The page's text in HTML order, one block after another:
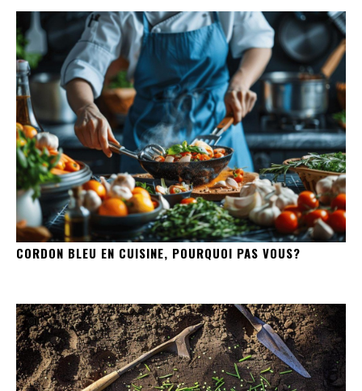
CORDON BLEU EN CUISINE, POURQUOI PAS VOUS?